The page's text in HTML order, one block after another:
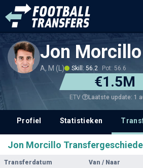
Jon Morcillo
A, M (L) Skill: 56.2 Pot: 56.6
€1.5M
ETV Laatste update: 1
Profiel Statistieken
Jon Morcillo
Transferdatum Van / Naar